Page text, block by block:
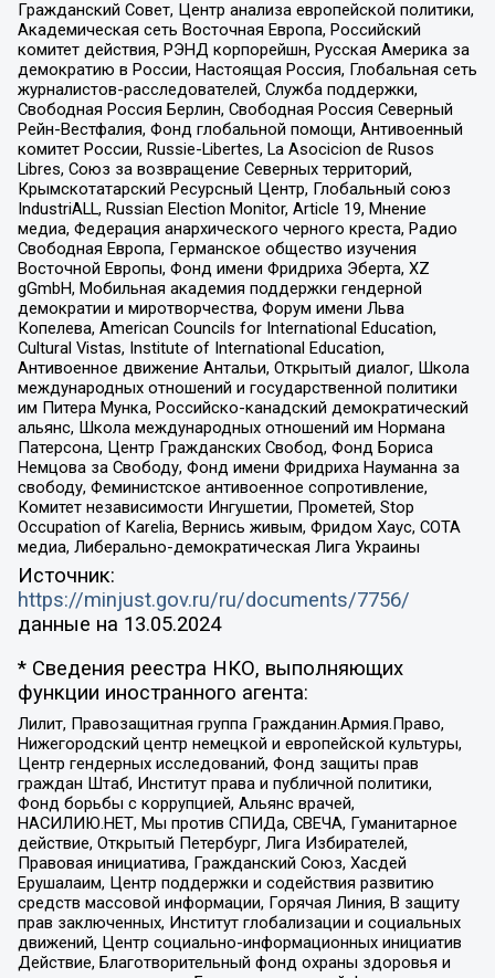
Гражданский Совет, Центр анализа европейской политики,
Академическая сеть Восточная Европа, Российский
комитет действия, РЭНД корпорейшн, Русская Америка за
демократию в России, Настоящая Россия, Глобальная сеть
журналистов-расследователей, Служба поддержки,
Свободная Россия Берлин, Свободная Россия Северный
Рейн-Вестфалия, Фонд глобальной помощи, Антивоенный
комитет России, Russie-Libertes, La Asocicion de Rusos
Libres, Союз за возвращение Северных территорий,
Крымскотатарский Ресурсный Центр, Глобальный союз
IndustriALL, Russian Election Monitor, Article 19, Мнение
медиа, Федерация анархического черного креста, Радио
Свободная Европа, Германское общество изучения
Восточной Европы, Фонд имени Фридриха Эберта, XZ
gGmbH, Мобильная академия поддержки гендерной
демократии и миротворчества, Форум имени Льва
Копелева, American Councils for International Education,
Cultural Vistas, Institute of International Education,
Антивоенное движение Антальи, Открытый диалог, Школа
международных отношений и государственной политики
им Питера Мунка, Российско-канадский демократический
альянс, Школа международных отношений им Нормана
Патерсона, Центр Гражданских Свобод, Фонд Бориса
Немцова за Свободу, Фонд имени Фридриха Науманна за
свободу, Феминистское антивоенное сопротивление,
Комитет независимости Ингушетии, Прометей, Stop
Occupation of Karelia, Вернись живым, Фридом Хаус, СОТА
медиа, Либерально-демократическая Лига Украины
Источник:
https://minjust.gov.ru/ru/documents/7756/
данные на 13.05.2024
* Сведения реестра НКО, выполняющих
функции иностранного агента:
Лилит, Правозащитная группа Гражданин.Армия.Право,
Нижегородский центр немецкой и европейской культуры,
Центр гендерных исследований, Фонд защиты прав
граждан Штаб, Институт права и публичной политики,
Фонд борьбы с коррупцией, Альянс врачей,
НАСИЛИЮ.НЕТ, Мы против СПИДа, СВЕЧА, Гуманитарное
действие, Открытый Петербург, Лига Избирателей,
Правовая инициатива, Гражданский Союз, Хасдей
Ерушалаим, Центр поддержки и содействия развитию
средств массовой информации, Горячая Линия, В защиту
прав заключенных, Институт глобализации и социальных
движений, Центр социально-информационных инициатив
Действие, Благотворительный фонд охраны здоровья и